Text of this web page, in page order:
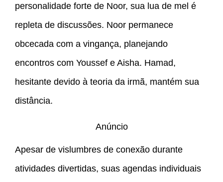
personalidade forte de Noor, sua lua de mel é
repleta de discussões. Noor permanece
obcecada com a vingança, planejando
encontros com Youssef e Aisha. Hamad,
hesitante devido à teoria da irmã, mantém sua
distância.
Anúncio
Apesar de vislumbres de conexão durante
atividades divertidas, suas agendas individuais